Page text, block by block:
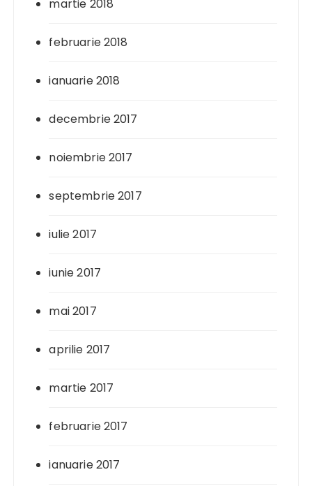
martie 2018
februarie 2018
ianuarie 2018
decembrie 2017
noiembrie 2017
septembrie 2017
iulie 2017
iunie 2017
mai 2017
aprilie 2017
martie 2017
februarie 2017
ianuarie 2017